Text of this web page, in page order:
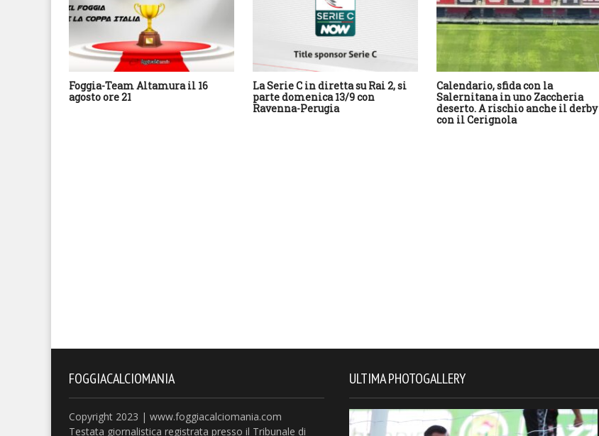
Foggia-Team Altamura il 16
agosto ore 21
La Serie C in diretta su Rai 2, si
parte domenica 13/9 con
Ravenna-Perugia
Calendario, sfida con la
Salernitana in uno Zaccheria
deserto. A rischio anche il derby
con il Cerignola
FOGGIACALCIOMANIA
Copyright 2023 | www.foggiacalciomania.com
Testata giornalistica registrata presso il Tribunale di
ULTIMA PHOTOGALLERY